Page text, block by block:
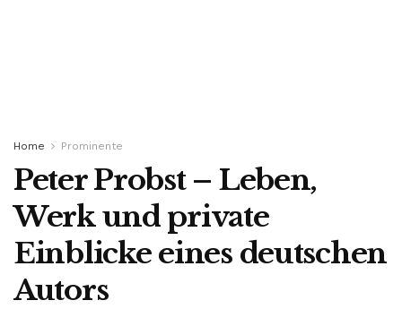
Home Prominente
Peter Probst – Leben,
Werk und private
Einblicke eines deutschen
Autors